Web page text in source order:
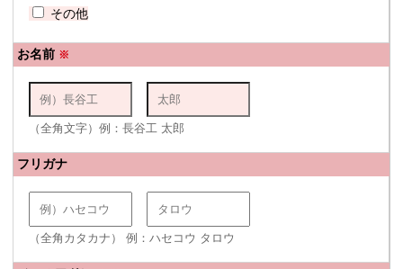
その他
お名前 ※
（全角文字）例：長谷工 太郎
フリガナ
（全角カタカナ） 例：ハセコウ タロウ